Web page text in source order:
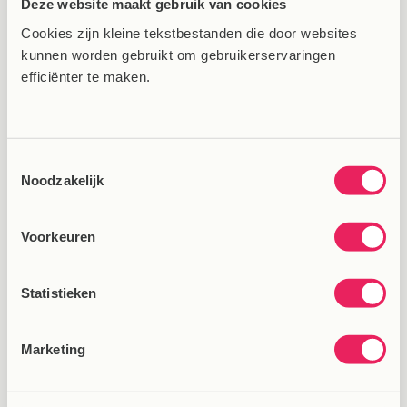
Deze website maakt gebruik van cookies
Cookies zijn kleine tekstbestanden die door websites
kunnen worden gebruikt om gebruikerservaringen
efficiënter te maken.
Noodzakelijk
Voorkeuren
Statistieken
Marketing
de Flowee spijkermat toch niets voor jou is?
Geen probleem! Je kunt gemakkelijk
retourneren, waarna we het volledige bedrag
op jouw rekening terugstorten.
Bestel hier en ervaar het zelf